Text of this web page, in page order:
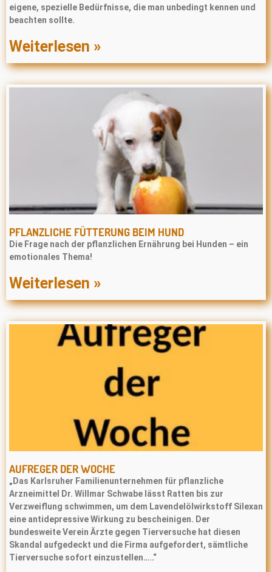
eigene, spezielle Bedürfnisse, die man unbedingt kennen und
beachten sollte.
Weiterlesen »
PFLANZLICHE FÜTTERUNG BEIM HUND
Die Frage nach der pflanzlichen Ernährung bei Hunden – ein
emotionales Thema!
Weiterlesen »
AUFREGER DER WOCHE
„Das Karlsruher Familienunternehmen für pflanzliche
Arzneimittel Dr. Willmar Schwabe lässt Ratten bis zur
Verzweiflung schwimmen, um dem Lavendelölwirkstoff Silexan
eine antidepressive Wirkung zu bescheinigen. Der
bundesweite Verein Ärzte gegen Tierversuche hat diesen
Skandal aufgedeckt und die Firma aufgefordert, sämtliche
Tierversuche sofort einzustellen…..“